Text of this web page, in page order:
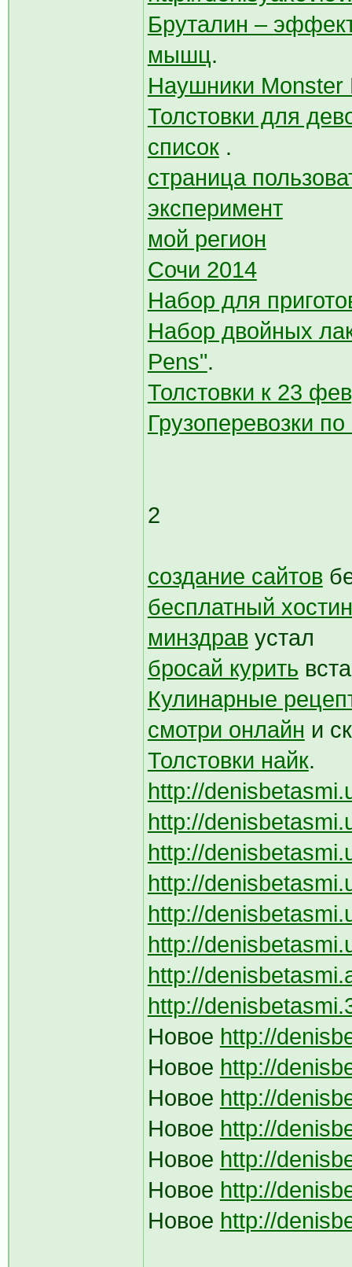
Бруталин –
мышц.
Наушники Monster
Толстовки для
список.
страница
эксперимент
мой регион
Сочи 2014
Набор для
Набор двойных
Pens".
Толстовки к 23
Грузоперевозки
2
создание сайтов
бесплатный
минздравустал
бросай курить
Кулинарные
смотри онлайн и
Толстовки найк.
http://
http://
http://
http://
http://
http://
http://
http://
Новое http://
Новое http://
Новое http://
Новое http://
Новое http://
Новое http://
Новое http://